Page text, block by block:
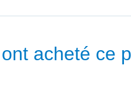
acheté ce